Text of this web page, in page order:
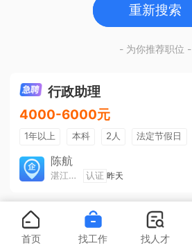
重新搜索
- 为你推荐职位 -
行政助理
4000-6000元
1年以上 本科 2人
法定节假日
包吃住
五险一金
陈航
湛江旅游集散中心有限公司 认证 昨天
首页 找工作 找人才